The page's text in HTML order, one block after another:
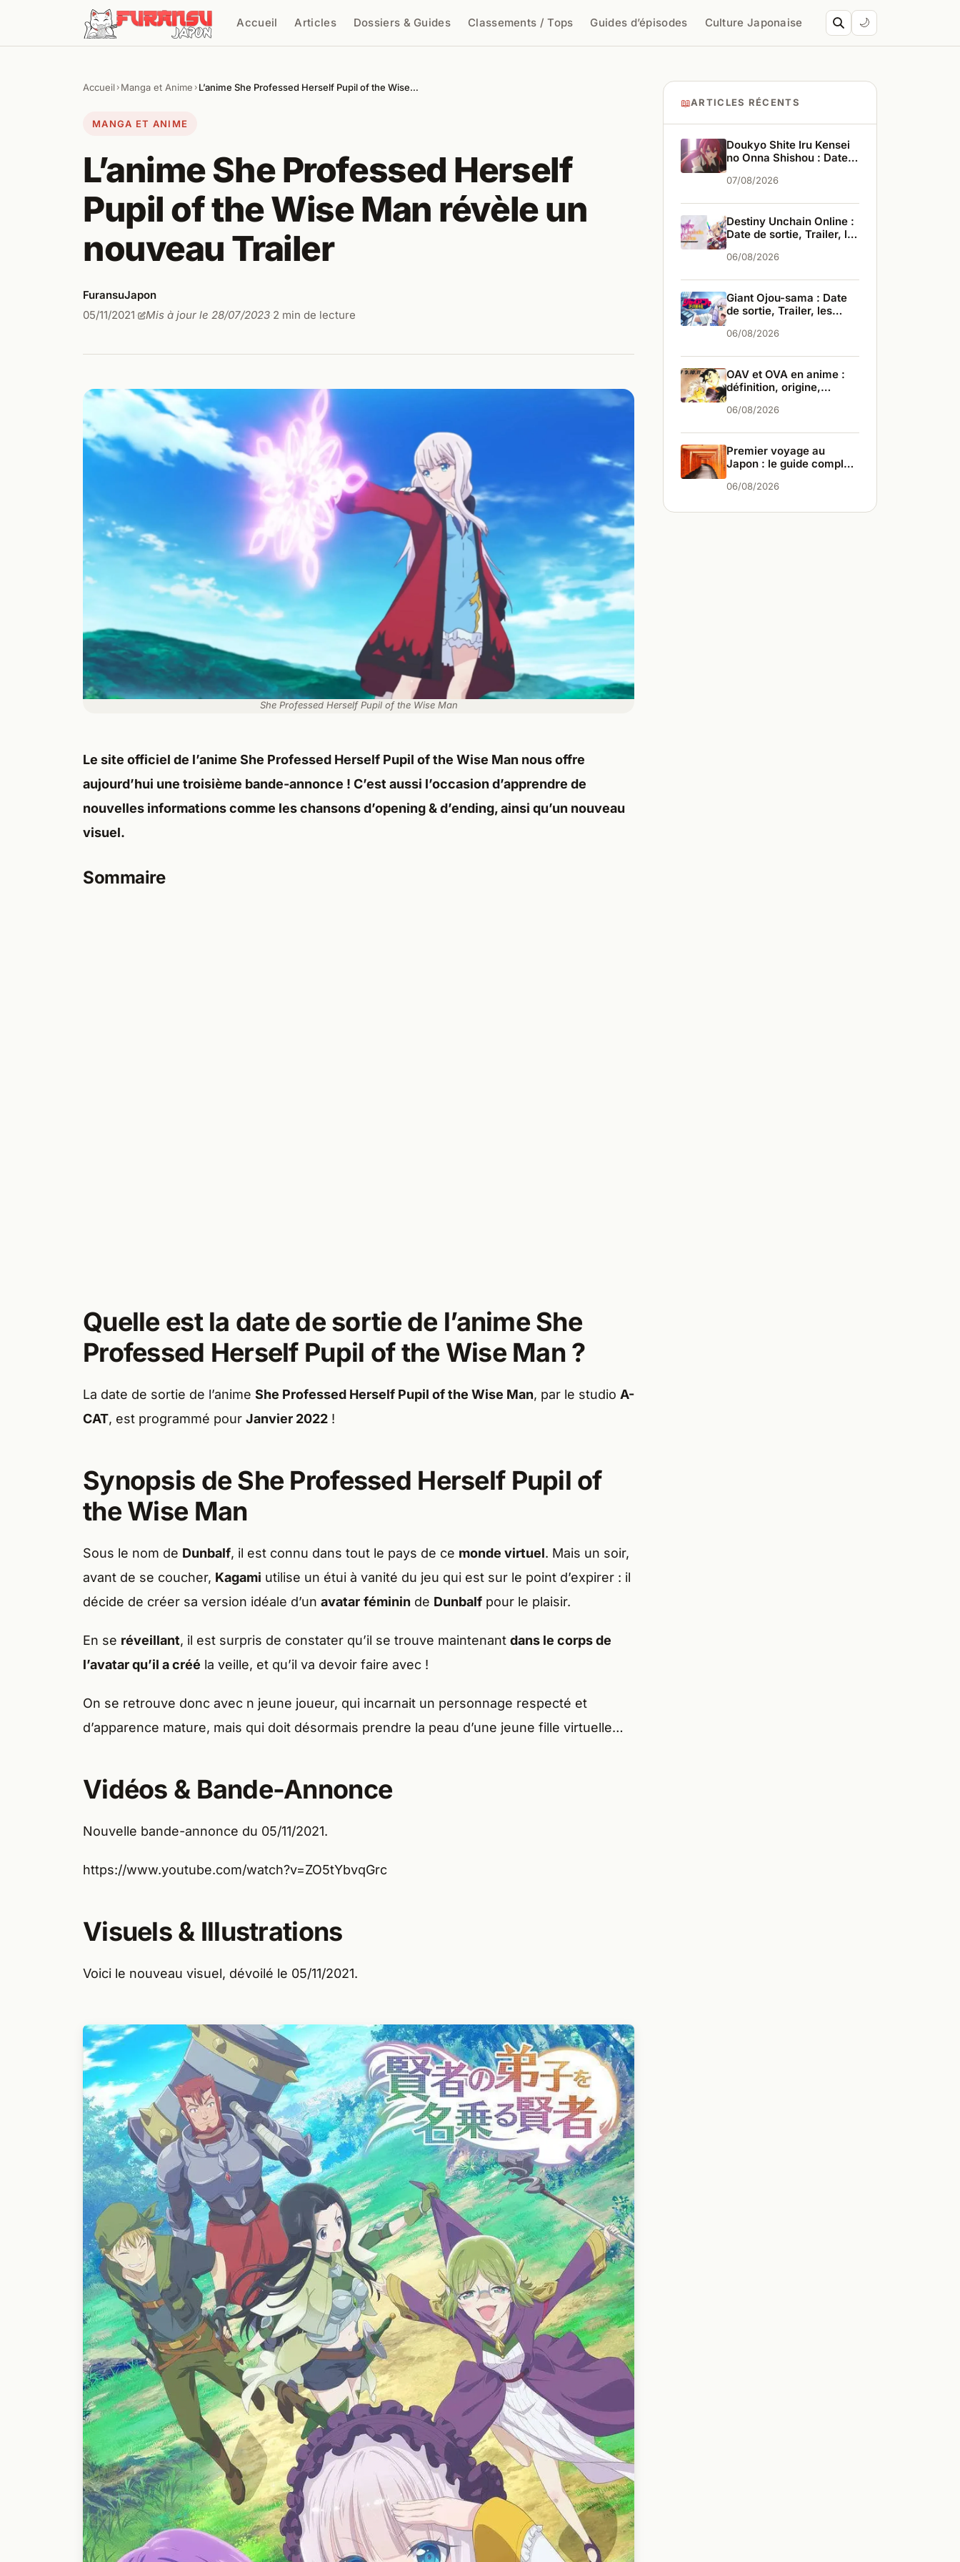
Aller au contenu
Accueil Articles Dossiers & Guides Classements / Tops Guides d’épisodes Culture Japonaise 🌙
Chercher
Accueil › Manga et Anime › L’anime She Professed Herself Pupil of the Wise…
MANGA ET ANIME
L’anime She Professed Herself
Pupil of the Wise Man révèle un
nouveau Trailer
FuransuJapon
05/11/2021· Mis à jour le 28/07/2023·2 min de lecture
She Professed Herself Pupil of the Wise Man
Le site officiel de l’anime She Professed Herself Pupil of the Wise Man nous offre
aujourd’hui une troisième bande-annonce ! C’est aussi l’occasion d’apprendre de
nouvelles informations comme les chansons d’opening & d’ending, ainsi qu’un nouveau
visuel.
Sommaire
Quelle est la date de sortie de l’anime She
Professed Herself Pupil of the Wise Man ?
La date de sortie de l’anime She Professed Herself Pupil of the Wise Man, par le studio A-
CAT, est programmé pour Janvier 2022 !
Synopsis de She Professed Herself Pupil of
the Wise Man
Sous le nom de Dunbalf, il est connu dans tout le pays de ce monde virtuel. Mais un soir,
avant de se coucher, Kagami utilise un étui à vanité du jeu qui est sur le point d’expirer : il
décide de créer sa version idéale d’un avatar féminin de Dunbalf pour le plaisir.
En se réveillant, il est surpris de constater qu’il se trouve maintenant dans le corps de
l’avatar qu’il a créé la veille, et qu’il va devoir faire avec !
On se retrouve donc avec n jeune joueur, qui incarnait un personnage respecté et
d’apparence mature, mais qui doit désormais prendre la peau d’une jeune fille virtuelle…
Vidéos & Bande-Annonce
Nouvelle bande-annonce du 05/11/2021.
https://www.youtube.com/watch?v=ZO5tYbvqGrc
Visuels & Illustrations
Voici le nouveau visuel, dévoilé le 05/11/2021.
📖ARTICLES RÉCENTS
Doukyo Shite Iru Kensei
no Onna Shishou : Date
infos
07/08/2026
Destiny Unchain Online :
Date de sortie, Trailer, les
06/08/2026
Giant Ojou-sama : Date
de sortie, Trailer, les
06/08/2026
OAV et OVA en anime :
définition, origine,
06/08/2026
Premier voyage au
Japon : le guide complet
06/08/2026